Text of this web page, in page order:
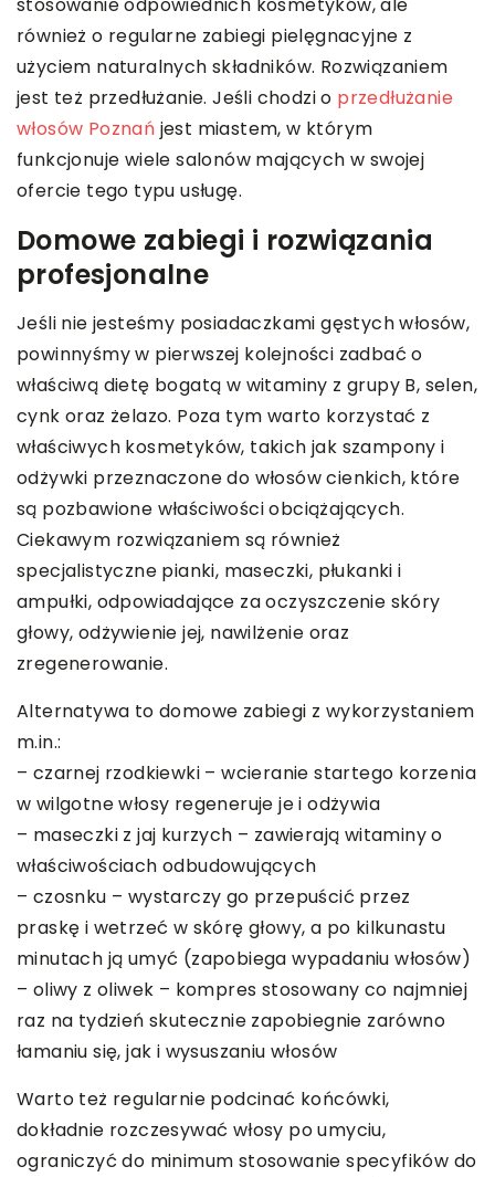
również o regularne zabiegi pielęgnacyjne z
użyciem naturalnych składników. Rozwiązaniem
jest też przedłużanie. Jeśli chodzi o przedłużanie
włosów Poznań jest miastem, w którym
funkcjonuje wiele salonów mających w swojej
ofercie tego typu usługę.
Domowe zabiegi i rozwiązania
profesjonalne
Jeśli nie jesteśmy posiadaczkami gęstych włosów,
powinnyśmy w pierwszej kolejności zadbać o
właściwą dietę bogatą w witaminy z grupy B, selen,
cynk oraz żelazo. Poza tym warto korzystać z
właściwych kosmetyków, takich jak szampony i
odżywki przeznaczone do włosów cienkich, które
są pozbawione właściwości obciążających.
Ciekawym rozwiązaniem są również
specjalistyczne pianki, maseczki, płukanki i
ampułki, odpowiadające za oczyszczenie skóry
głowy, odżywienie jej, nawilżenie oraz
zregenerowanie.
Alternatywa to domowe zabiegi z wykorzystaniem
m.in.:
– czarnej rzodkiewki – wcieranie startego korzenia
w wilgotne włosy regeneruje je i odżywia
– maseczki z jaj kurzych – zawierają witaminy o
właściwościach odbudowujących
– czosnku – wystarczy go przepuścić przez
praskę i wetrzeć w skórę głowy, a po kilkunastu
minutach ją umyć (zapobiega wypadaniu włosów)
– oliwy z oliwek – kompres stosowany co najmniej
raz na tydzień skutecznie zapobiegnie zarówno
łamaniu się, jak i wysuszaniu włosów
Warto też regularnie podcinać końcówki,
dokładnie rozczesywać włosy po umyciu,
ograniczyć do minimum stosowanie specyfików do